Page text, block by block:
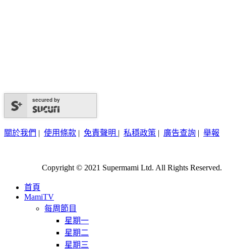
secured by
關於我們 | 使用條款 | 免責聲明 | 私穩政策 | 廣告查詢 | 舉報
Copyright © 2021 Supermami Ltd. All Rights Reserved.
首頁
MamiTV
每周節目
星期一
星期二
星期三